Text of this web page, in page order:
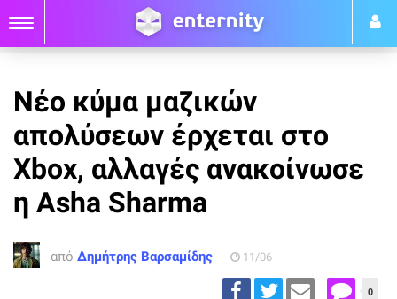
Νέο κύμα μαζικών
απολύσεων έρχεται στο
Xbox, αλλαγές ανακοίνωσε
η Asha Sharma
από Δημήτρης Βαρσαμίδης 11/06
0